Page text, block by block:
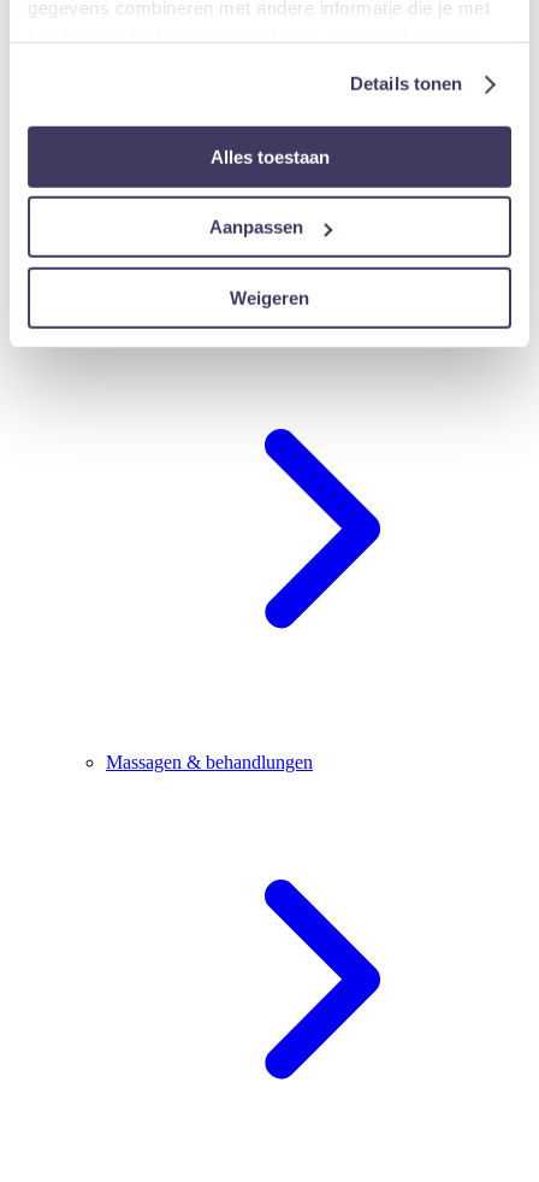
gegevens combineren met andere informatie die je met
Details tonen
Alles toestaan
Aanpassen
Weigeren
Hotel-arrangements
Massagen & behandlungen